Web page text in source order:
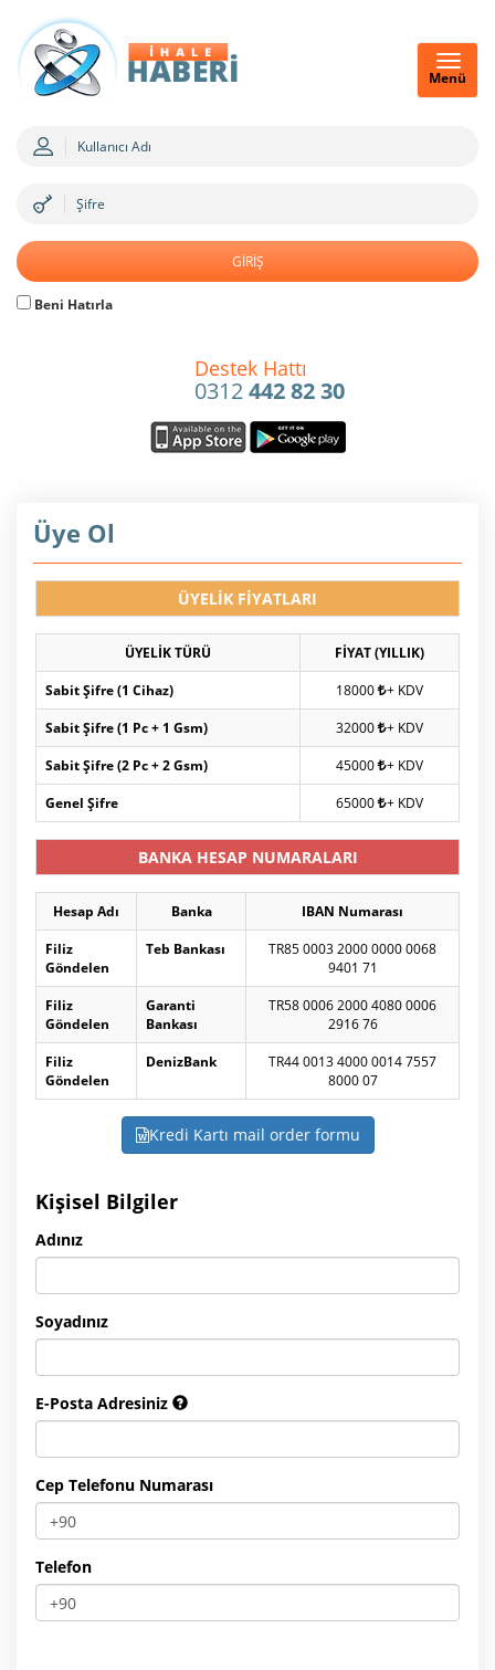
Menü
Beni Hatırla
Destek Hattı
0312442 82 30
Üye Ol
ÜYELİK FİYATLARI
ÜYELİK TÜRÜ
FİYAT (YILLIK)
Sabit Şifre (1 Cihaz)
18000 + KDV
Sabit Şifre (1 Pc + 1 Gsm)
32000 + KDV
Sabit Şifre (2 Pc + 2 Gsm)
45000 + KDV
Genel Şifre
65000 + KDV
BANKA HESAP NUMARALARI
Hesap Adı Banka
IBAN Numarası
Filiz
Göndelen
Teb Bankası
TR85 0003 2000 0000 0068
9401 71
Filiz
Göndelen
Garanti
Bankası
TR58 0006 2000 4080 0006
2916 76
Filiz
Göndelen
DenizBank
TR44 0013 4000 0014 7557
8000 07
Kredi Kartı mail order formu
Kişisel Bilgiler
Adınız
Soyadınız
E-Posta Adresiniz
Cep Telefonu Numarası
Telefon